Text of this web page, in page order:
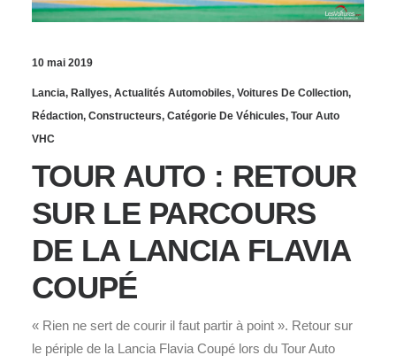
10 mai 2019
Lancia, Rallyes, Actualités Automobiles, Voitures De Collection,
Rédaction, Constructeurs, Catégorie De Véhicules, Tour Auto
VHC
TOUR AUTO : RETOUR
SUR LE PARCOURS
DE LA LANCIA FLAVIA
COUPÉ
« Rien ne sert de courir il faut partir à point ». Retour sur
le périple de la Lancia Flavia Coupé lors du Tour Auto